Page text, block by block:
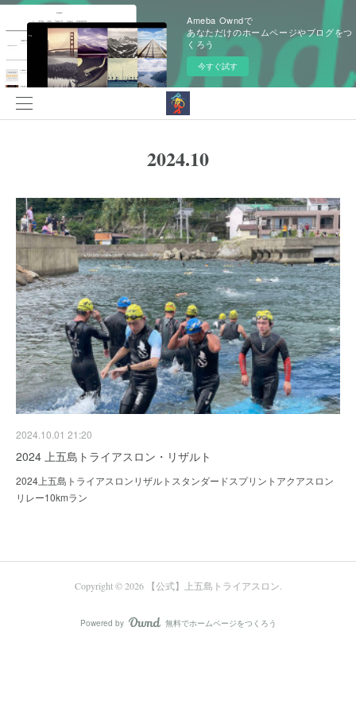
Ameba Owndで
あなただけのホームページやブログをつ
くろう
今すぐ試す
2024.10
2024.10.01 21:20
2024 上五島トライアスロン・リザルト
2024上五島トライアスロンリザルトスタンダードスプリントアクアスロン
リレー10kmラン
Copyright ©2026 【公式】上五島トライアスロン
Powered by AmebaOwnd
無料でホームページをつくろう